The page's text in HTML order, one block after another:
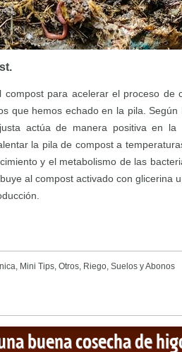
compost para acelerar el proceso de
que hemos echado en la pila.
actúa de manera positiva en la
la pila de compost a
y el metabolismo de las
al compost activado con glicerina
, Mini Tips, Otros, Riego, Suelos y Abonos
buena cosecha de